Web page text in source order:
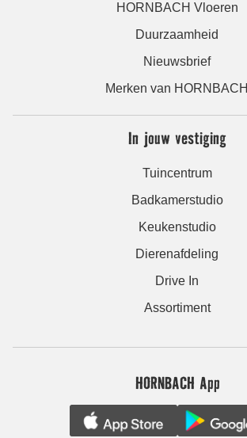
HORNBACH Vloeren
Duurzaamheid
Nieuwsbrief
Merken van HORNBACH
In jouw vestiging
Tuincentrum
Badkamerstudio
Keukenstudio
Dierenafdeling
Drive In
Assortiment
HORNBACH App